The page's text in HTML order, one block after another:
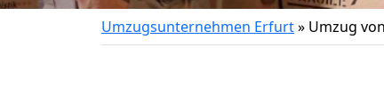
Umzugsunternehmen Erfurt» Umzug